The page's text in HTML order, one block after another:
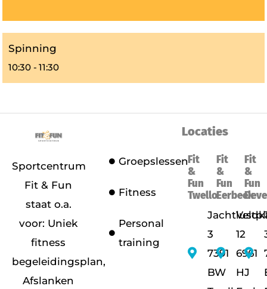
Spinning
10:30 - 11:30
Sportcentrum
Fit & Fun
staat o.a.
voor: Uniek
fitness
begeleidingsplan,
Afslanken
Groepslessen
Fitness
Personal
training
Locaties
Fit
&
Fun
Twello
3
7391
BW
Fit
&
Fun
Eerbeek
12
6961
HJ
Fit
&
Fun